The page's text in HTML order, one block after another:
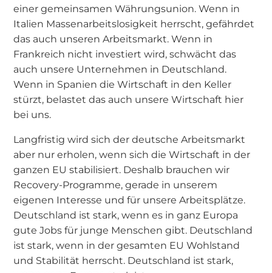
einer gemeinsamen Währungsunion. Wenn in
Italien Massenarbeitslosigkeit herrscht, gefährdet
das auch unseren Arbeitsmarkt. Wenn in
Frankreich nicht investiert wird, schwächt das
auch unsere Unternehmen in Deutschland.
Wenn in Spanien die Wirtschaft in den Keller
stürzt, belastet das auch unsere Wirtschaft hier
bei uns.
Langfristig wird sich der deutsche Arbeitsmarkt
aber nur erholen, wenn sich die Wirtschaft in der
ganzen EU stabilisiert. Deshalb brauchen wir
Recovery-Programme, gerade in unserem
eigenen Interesse und für unsere Arbeitsplätze.
Deutschland ist stark, wenn es in ganz Europa
gute Jobs für junge Menschen gibt. Deutschland
ist stark, wenn in der gesamten EU Wohlstand
und Stabilität herrscht. Deutschland ist stark,